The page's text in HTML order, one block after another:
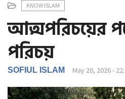
e
N
a
v
g
t
KNOW ISLAM
আত্মপরিচয়ের
পরিচয়
SOFIUL ISLAM May 20, 2026 -